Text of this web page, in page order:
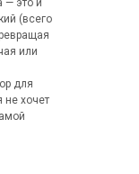
— это и
(всего
или
для
не хочет